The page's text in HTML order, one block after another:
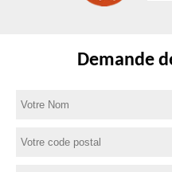
Demande